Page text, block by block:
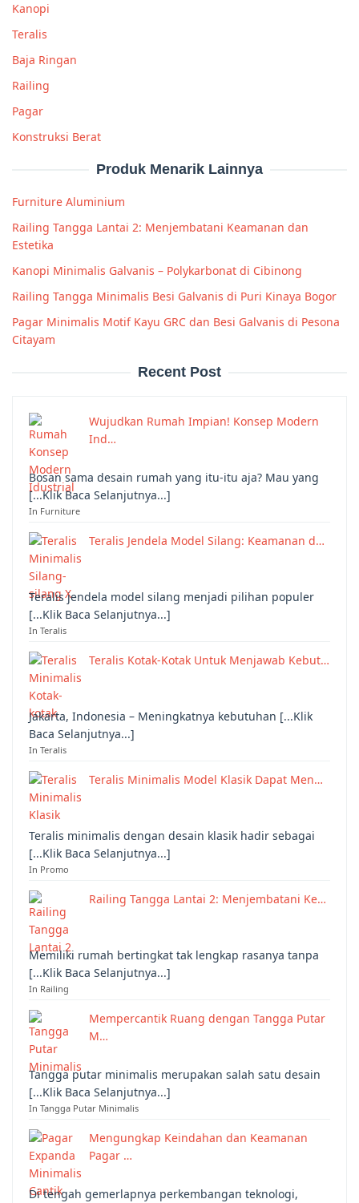
Kanopi
Teralis
Baja Ringan
Railing
Pagar
Konstruksi Berat
Produk Menarik Lainnya
Furniture Aluminium
Railing Tangga Lantai 2: Menjembatani Keamanan dan
Estetika
Kanopi Minimalis Galvanis – Polykarbonat di Cibinong
Railing Tangga Minimalis Besi Galvanis di Puri Kinaya Bogor
Pagar Minimalis Motif Kayu GRC dan Besi Galvanis di Pesona
Citayam
Recent Post
Wujudkan Rumah Impian! Konsep Modern
Ind…
Bosan sama desain rumah yang itu-itu aja? Mau yang
[...Klik Baca Selanjutnya...]
In Furniture
Teralis Jendela Model Silang: Keamanan d…
Teralis jendela model silang menjadi pilihan populer
[...Klik Baca Selanjutnya...]
In Teralis
Teralis Kotak-Kotak Untuk Menjawab Kebut…
Jakarta, Indonesia – Meningkatnya kebutuhan [...Klik
Baca Selanjutnya...]
In Teralis
Teralis Minimalis Model Klasik Dapat Men…
Teralis minimalis dengan desain klasik hadir sebagai
[...Klik Baca Selanjutnya...]
In Promo
Railing Tangga Lantai 2: Menjembatani Ke…
Memiliki rumah bertingkat tak lengkap rasanya tanpa
[...Klik Baca Selanjutnya...]
In Railing
Mempercantik Ruang dengan Tangga Putar
M…
Tangga putar minimalis merupakan salah satu desain
[...Klik Baca Selanjutnya...]
In Tangga Putar Minimalis
Mengungkap Keindahan dan Keamanan
Pagar …
Di tengah gemerlapnya perkembangan teknologi,